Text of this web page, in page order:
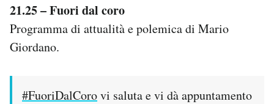
21.25 – Fuori dal coro
Programma di attualità e polemica di Mario
Giordano.
#FuoriDalCorovi saluta e vi dà appuntamento